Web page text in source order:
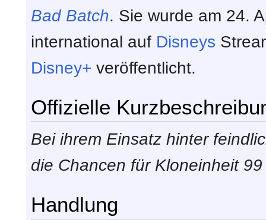
Bad Batch. Sie wurde am 24.
international auf Disneys
Disney+ veröffentlicht.
Offizielle
Bei ihrem Einsatz hinter
die Chancen für Kloneinheit
Handlung